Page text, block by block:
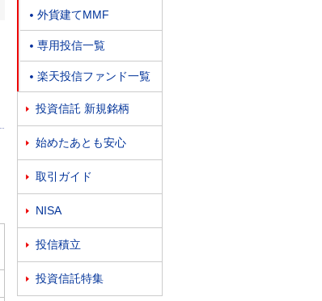
 外貨建てMMF
 専用投信一覧
 楽天投信ファンド一覧
 投資信託 新規銘柄
 始めたあとも安心
 取引ガイド
 NISA
 投信積立
 投資信託特集